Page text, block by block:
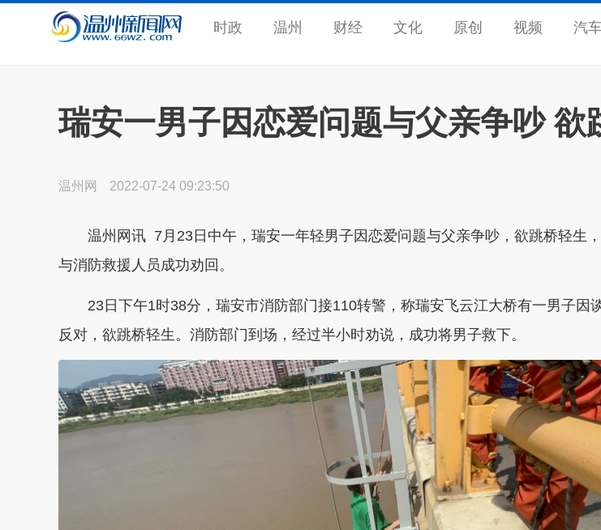
时政 温州 财经 文化 原创 视频 汽
瑞安一男子因恋爱问题与父亲争吵 欲
温州网 2022-07-24 09:23:50
温州网讯 7月23日中午，瑞安一年轻男子因恋爱问题与父亲争吵，欲跳桥轻生
与消防救援人员成功劝回。
23日下午1时38分，瑞安市消防部门接110转警，称瑞安飞云江大桥有一男子因
反对，欲跳桥轻生。消防部门到场，经过半小时劝说，成功将男子救下。